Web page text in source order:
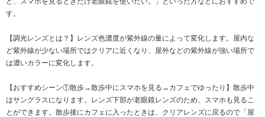
す。
【調光レンズとは？】レンズ色濃度が紫外線の量によって変化します。屋内な
ど紫外線が少ない場所ではクリアに近くなり、屋外などの紫外線が強い場所で
は濃いカラーに変化します。
【おすすめシーン①散歩→散歩中にスマホを見る→カフェでゆったり】散歩中
はサングラスになります。レンズ下部が老眼鏡レンズのため、スマホも見るこ
とができます。散歩後にカフェに入ったときは、クリアレンズに戻るので「屋